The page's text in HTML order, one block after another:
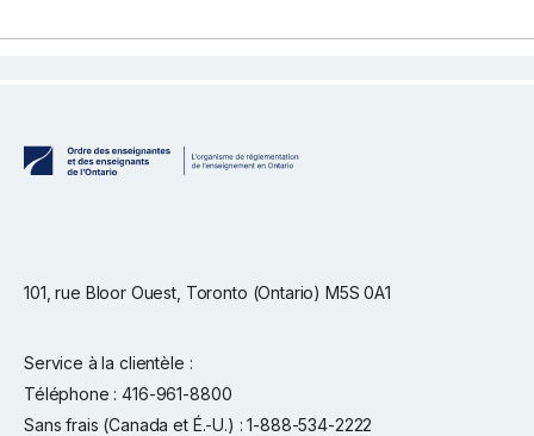
101, rue Bloor Ouest, Toronto (Ontario) M5S 0A1
Service à la clientèle :
Téléphone : 416-961-8800
Sans frais (Canada et É.-U.) : 1-888-534-2222